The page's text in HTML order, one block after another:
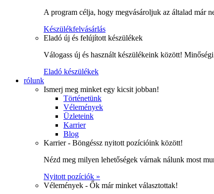
A program célja, hogy megvásároljuk az általad már
Készülékfelvásárlás
Eladó új és felújított készülékek
Válogass új és használt készülékeink között!
Eladó készülékek
rólunk
Ismerj meg minket egy kicsit jobban!
Történetünk
Vélemények
Üzleteink
Karrier
Blog
Karrier - Böngéssz nyitott pozícióink között!
Nézd meg milyen lehetőségek várnak nálunk most
Nyitott pozíciók »
Vélemények - Ők már minket választottak!